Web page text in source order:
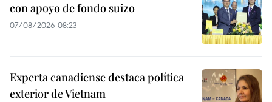
con apoyo de fondo suizo
07/08/2026 08:23
Experta canadiense destaca política
exterior de Vietnam